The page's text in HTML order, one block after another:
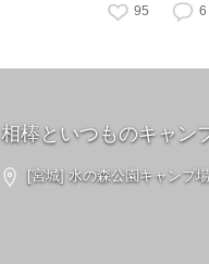
95 6
相棒といつものキャン
[宮城] 水の森公園キャンプ場